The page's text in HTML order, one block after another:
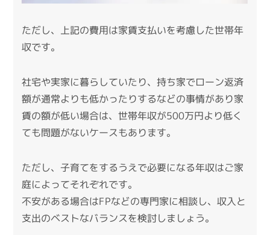
ただし、上記の費用は家賃支払いを考慮した世帯年
収です。
社宅や実家に暮らしていたり、持ち家でローン返済
額が通常よりも低かったりするなどの事情があり家
賃の額が低い場合は、世帯年収が500万円より低く
ても問題がないケースもあります。
ただし、子育てをするうえで必要になる年収はご家
庭によってそれぞれです。
不安がある場合はFPなどの専門家に相談し、収入と
支出のベストなバランスを検討しましょう。